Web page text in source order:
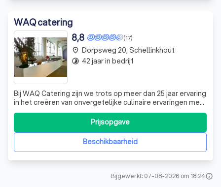
WAQ catering
(17)
8,8
Bij WAQ Catering zijn we trots op meer dan 25 jaar ervaring
in het creëren van onvergetelijke culinaire ervaringen met
de authentieke Indonesische keuken. Wij brengen de
warme, gastvrije sfeer van Indonesië naar elke locatie, of
het nu gaat om een intiem feest, een groot evenement of
een bedrijfsbij
Beschikbaarheid
Prijsopgave
place Dorpsweg 20, Schellinkhout
timelapse 42 jaar in bedrijf
Bijgewerkt: 07-08-2026 om 18:24info